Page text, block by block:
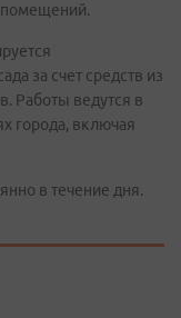
помещений.
за счет средств из
Работы ведутся в
города, включая
в течение дня.